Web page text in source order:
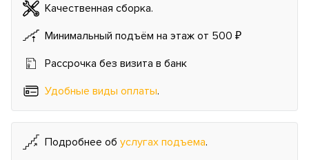
Качественная сборка.
Минимальный подъём на этаж от 500 ₽
Рассрочка без визита в банк
Удобные виды оплаты.
Подробнее об услугах подъема.